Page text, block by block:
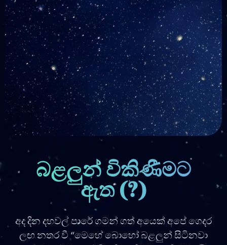
බළලුන් විකිණීමට
ඇත (?)
අද දින දහවල් පාරේ ගමන් ගත් අයෙක් අපේ ගෙදර
ලඟ නතර වී “මෙහේ බොහෝ බළලුන් සිටිනවා